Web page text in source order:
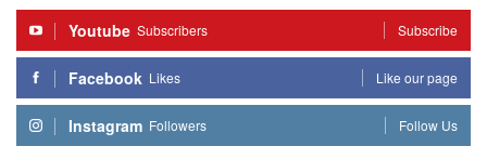
Youtube Subscribers Subscribe
Facebook Likes Like our page
Instagram Followers Follow Us